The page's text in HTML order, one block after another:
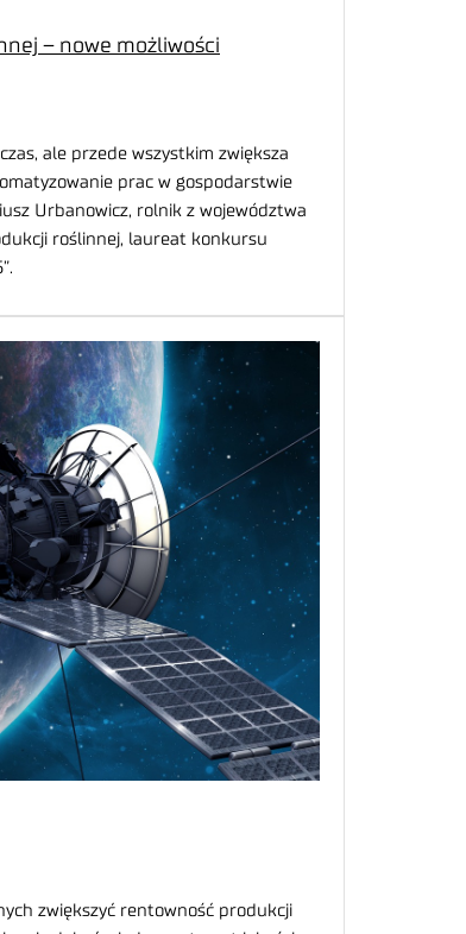
– nowe możliwości
ale przede wszystkim zwiększa
prac w gospodarstwie
Urbanowicz, rolnik z województwa
roślinnej, laureat konkursu
zwiększyć rentowność produkcji